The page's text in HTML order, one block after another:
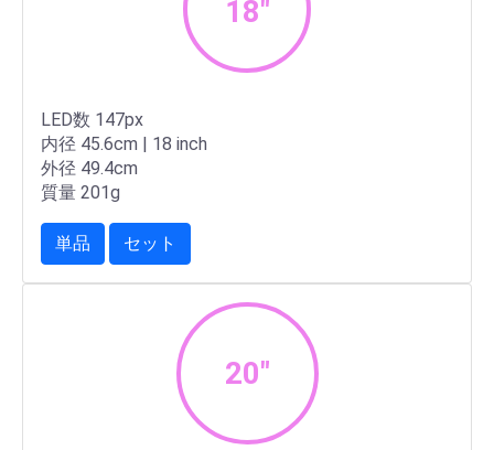
18"
LED数 147px
内径 45.6cm | 18 inch
外径 49.4cm
質量 201g
単品 セット
20"